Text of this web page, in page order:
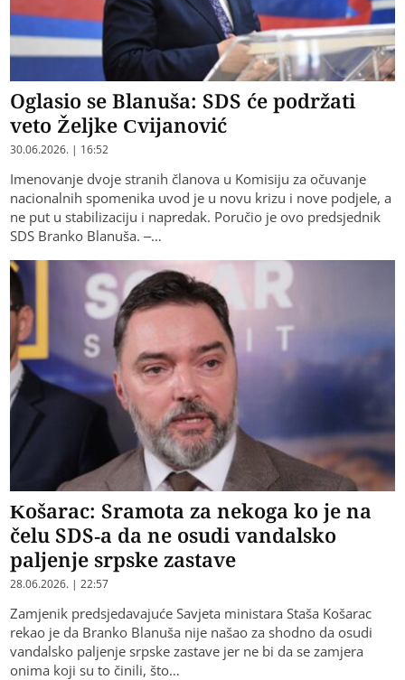
Oglasio se Blanuša: SDS će podržati
veto Željke Cvijanović
30.06.2026. | 16:52
Imenovanje dvoje stranih članova u Komisiju za očuvanje
nacionalnih spomenika uvod je u novu krizu i nove podjele, a
ne put u stabilizaciju i napredak. Poručio je ovo predsjednik
SDS Branko Blanuša. –…
Košarac: Sramota za nekoga ko je na
čelu SDS-a da ne osudi vandalsko
paljenje srpske zastave
28.06.2026. | 22:57
Zamjenik predsjedavajuće Savjeta ministara Staša Košarac
rekao je da Branko Blanuša nije našao za shodno da osudi
vandalsko paljenje srpske zastave jer ne bi da se zamjera
onima koji su to činili, što…